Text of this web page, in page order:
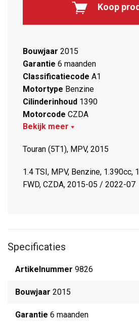
Koop
Bouwjaar 2015
Garantie 6 maanden
Classificatiecode A1
Motortype Benzine
Cilinderinhoud 1390
Motorcode CZDA
Bekijk meer
Touran (5T1), MPV, 2015
1.4 TSI, MPV, Benzine, 1.390cc,
FWD, CZDA, 2015-05 / 2022-07
Specificaties
Artikelnummer 9826
Bouwjaar 2015
Garantie 6 maanden